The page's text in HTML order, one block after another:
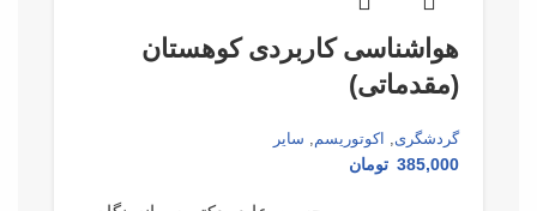
هواشناسی کاربردی کوهستان
(مقدماتی)
گردشگری اکوتوریسم سایر
385,000 تومان